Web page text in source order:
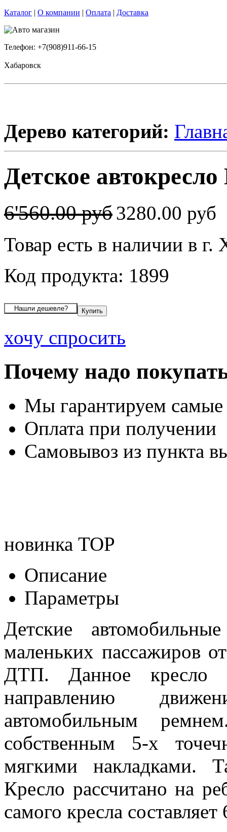
Каталог | О компании | Оплата | Доставка
Телефон: +7(908)911-66-15
Хабаровск
Дерево категорий:
Детское
6'560.00 руб3280.00 руб
Товар есть в наличии в г.
Код продукта: 1899
хочу спросить
Почему надо
Мы гарантируем
Оплата при получении
Самовывоз из пункта
новинка TOP
Описание
Параметры
Детские
маленьких пассажиров
ДТП. Данное кресло
направлению
автомобильным
собственным 5-х
мягкими накладками.
Кресло рассчитано на
самого кресла составляет